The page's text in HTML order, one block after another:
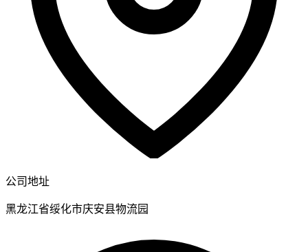
公司地址
黑龙江省绥化市庆安县物流园